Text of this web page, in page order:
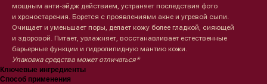
мощным анти-эйдж действием, устраняет последствия фото
и хроностарения. Борется с проявлениями акне и угревой сыпи.
Очищает и уменьшает поры, делает кожу более гладкой, сияющей
и здоровой. Питает, увлажняет, восстанавливает естественные
барьерные функции и гидролипидную мантию кожи.
Упаковка средства может отличаться*
Ключевые ингредиенты
Способ применения